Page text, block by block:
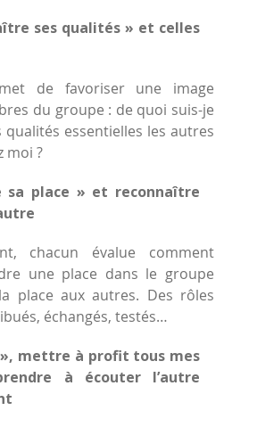
ses qualités » et celles
de favoriser une image
du groupe : de quoi suis-je
qualités essentielles les autres
moi ?
sa place » et reconnaître
chacun évalue comment
une place dans le groupe
place aux autres. Des rôles
échangés, testés…
», mettre à profit tous mes
à écouter l’autre